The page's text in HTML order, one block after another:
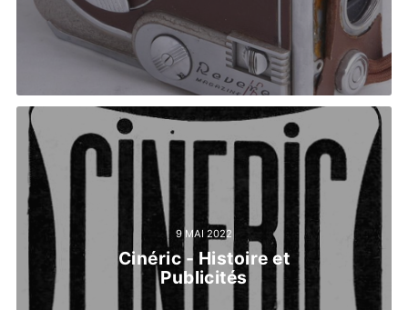
9 MAI 2022
Cinéric - Histoire et
Publicités